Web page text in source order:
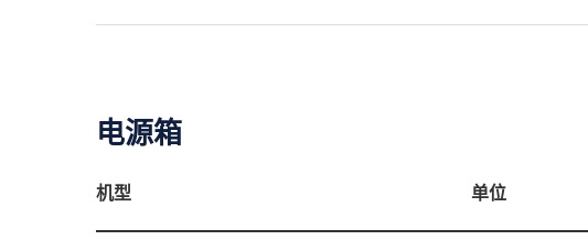
电源箱
机型 单位